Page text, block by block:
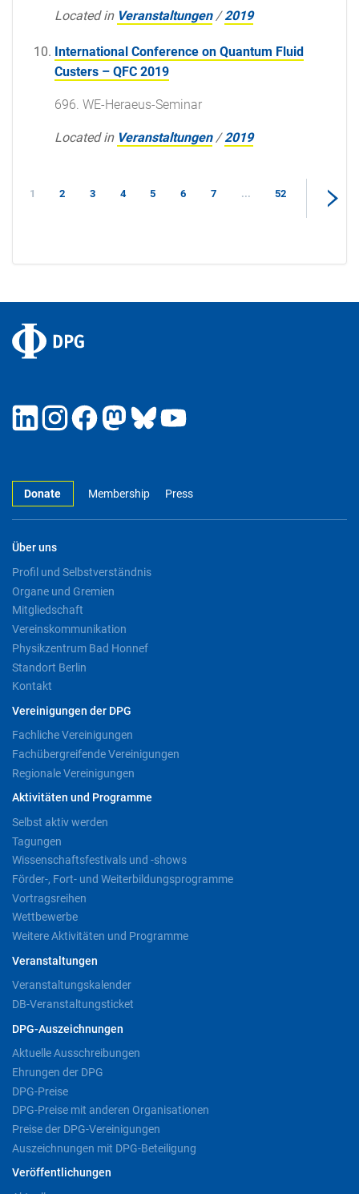
Located in Veranstaltungen /2019
International Conference on Quantum Fluid
Custers – QFC 2019
696. WE-Heraeus-Seminar
Located in Veranstaltungen /2019
1 2 3 4 5 6 7 ... 52
Donate Membership Press
Über uns
Profil und Selbstverständnis
Organe und Gremien
Mitgliedschaft
Vereinskommunikation
Physikzentrum Bad Honnef
Standort Berlin
Kontakt
Vereinigungen der DPG
Fachliche Vereinigungen
Fachübergreifende Vereinigungen
Regionale Vereinigungen
Aktivitäten und Programme
Selbst aktiv werden
Tagungen
Wissenschaftsfestivals und -shows
Förder-, Fort- und Weiterbildungsprogramme
Vortragsreihen
Wettbewerbe
Weitere Aktivitäten und Programme
Veranstaltungen
Veranstaltungskalender
DB-Veranstaltungsticket
DPG-Auszeichnungen
Aktuelle Ausschreibungen
Ehrungen der DPG
DPG-Preise
DPG-Preise mit anderen Organisationen
Preise der DPG-Vereinigungen
Auszeichnungen mit DPG-Beteiligung
Veröffentlichungen